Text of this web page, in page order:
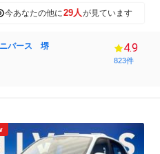
今あなたの他に29人が見ています
バース 堺 4.9
823件